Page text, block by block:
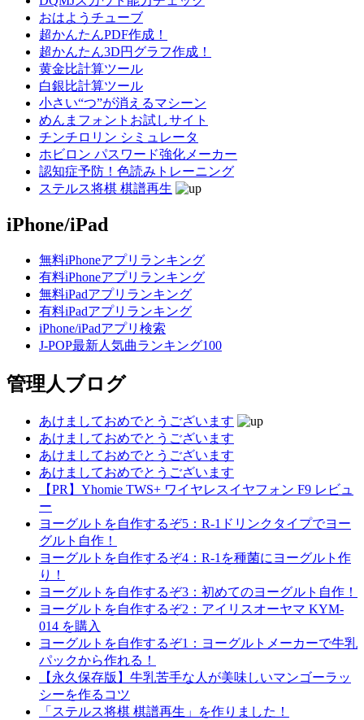
おはようチューブ
超かんたんPDF作成！
超かんたん3D円グラフ作成！
黄金比計算ツール
白銀比計算ツール
小さい“つ”が消えるマシーン
めんまフォントお試しサイト
チンチロリン シミュレータ
ホビロン パスワード強化メーカー
認知症予防！色読みトレーニング
ステルス将棋 棋譜再生
iPhone/iPad
無料iPhoneアプリランキング
有料iPhoneアプリランキング
無料iPadアプリランキング
有料iPadアプリランキング
iPhone/iPadアプリ検索
J-POP最新人気曲ランキング100
管理人ブログ
あけましておめでとうございます
あけましておめでとうございます
あけましておめでとうございます
あけましておめでとうございます
【PR】Yhomie TWS+ ワイヤレスイヤフォン F9 レビュ
ー
ヨーグルトを自作するぞ5：R-1ドリンクタイプでヨー
グルト自作！
ヨーグルトを自作するぞ4：R-1を種菌にヨーグルト作
り！
ヨーグルトを自作するぞ3：初めてのヨーグルト自作！
ヨーグルトを自作するぞ2：アイリスオーヤマ KYM-
014 を購入
ヨーグルトを自作するぞ1：ヨーグルトメーカーで牛乳
パックから作れる！
【永久保存版】牛乳苦手な人が美味しいマンゴーラッ
シーを作るコツ
「ステルス将棋 棋譜再生」を作りました！